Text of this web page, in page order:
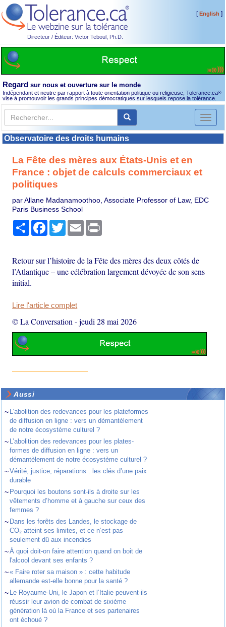
Directeur / Éditeur: Victor Teboul, Ph.D.
[English ]
Regard sur nous et ouverture sur le monde
Indépendant et neutre par rapport à toute orientation politique ou religieuse, Tolerance.ca®
vise à promouvoir les grands principes démocratiques sur lesquels repose la tolérance.
Toggle
Observatoire des droits humains
La Fête des mères aux États-Unis et en
France : objet de calculs commerciaux et
politiques
par Allane Madanamoothoo, Associate Professor of Law, EDC
Paris Business School
PartagerFacebook
TwitterEmail
Retour sur l’histoire de la Fête des mères des deux côtés de
l’Atlantique – une célébration largement dévoyée de son sens
initial.
Lire l'article complet
© La Conversation -jeudi 28 mai 2026
Aussi
~ L’abolition des redevances pour les plateformes
de diffusion en ligne : vers un démantèlement
de notre écosystème culturel ?
~ L’abolition des redevances pour les plates-
formes de diffusion en ligne : vers un
démantèlement de notre écosystème culturel ?
~Vérité, justice, réparations : les clés d’une paix
durable
~ Pourquoi les boutons sont-ils à droite sur les
vêtements d’homme et à gauche sur ceux des
femmes ?
~ Dans les forêts des Landes, le stockage de
CO₂ atteint ses limites, et ce n’est pas
seulement dû aux incendies
~À quoi doit-on faire attention quand on boit de
l'alcool devant ses enfants ?
~« Faire roter sa maison » : cette habitude
allemande est-elle bonne pour la santé ?
~ Le Royaume-Uni, le Japon et l’Italie peuvent-ils
réussir leur avion de combat de sixième
génération là où la France et ses partenaires
ont échoué ?